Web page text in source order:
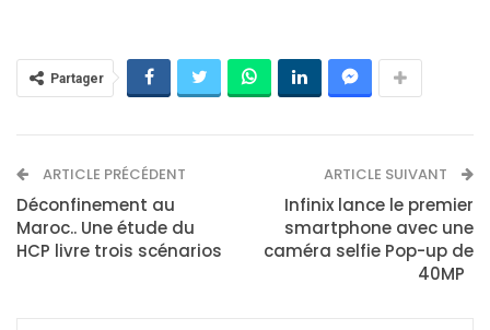
Partager
ARTICLE PRÉCÉDENT
Déconfinement au
Maroc.. Une étude du
HCP livre trois scénarios
ARTICLE SUIVANT
Infinix lance le premier
smartphone avec une
caméra selfie Pop-up de
40MP